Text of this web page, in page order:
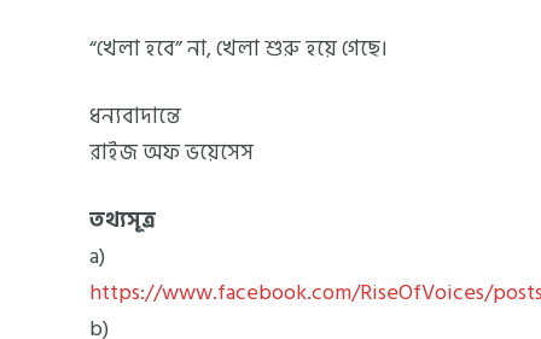
“খেলা হবে” না, খেলা শুরু হয়ে গেছে।
ধন্যবাদান্তে
রাইজ অফ ভয়েসেস
তথ্যসূত্র
a)
https://www.facebook.com/RiseOfVoices/
b)